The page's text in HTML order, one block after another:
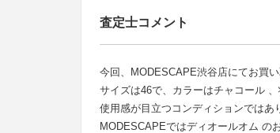
査定士コメント
今回、MODESCAPE渋谷店にてお買
サイズは46で、カラーはチャコール
使用感が目立つコンディションではあ
MODESCAPEではディオールオム の